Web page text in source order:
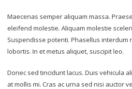
Maecenas semper aliquam massa.
eleifend molestie. Aliquam molestie
Suspendisse potenti. Phasellus interdum
lobortis. In et metus aliquet, suscipit leo.
Donec sed tincidunt lacus. Duis vehicula
at mollis mi. Cras ac urna sed nisi auctor